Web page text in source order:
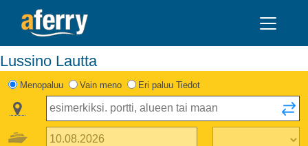
Lussino Lautta
Menopaluu Vain meno Eri paluu Tiedot